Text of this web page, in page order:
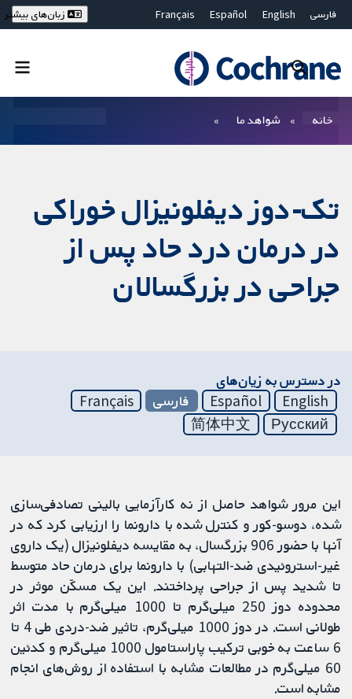
فارسی English
Español
Français
Bahasa Malaysia
ไทย
繁體中文
زبان‌های بیشتر
خانه شواهد ما
تک-دوز دیفلونیزال خوراکی
در درمان درد حاد پس از
جراحی در بزرگسالان
در دسترس به زیان‌های
English
Español فارسی
Français
Русский
简体中文
این مرور شواهد حاصل از نه کارآزمایی بالینی تصادفی‌سازی
شده، دوسو-کور و کنترل شده با دارونما را ارزیابی کرد که در
آنها با حضور 906 بزرگسال، به مقایسه دیفلونیزال (یک داروی
غیر-استروئیدی ضد-التهابی) با دارونما برای درمان حاد متوسط
تا شدید پس از جراحی پرداختند. این یک مسکّن موثر در
محدوده دوز 250 میلی‌گرم تا 1000 میلی‌گرم با مدت اثر
طولانی است. در دوز 1000 میلی‌گرم، تاثیر ضد-دردی طی 4 تا
6 ساعت به خوبی ترکیب پاراستامول 1000 میلی‌گرم و کدئین
60 میلی‌گرم در مطالعات مشابه با استفاده از روش‌های انجام
مشابه است.